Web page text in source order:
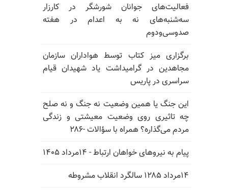
فعالیت‌های جوانان شورشگر در کارزار
سه‌شنبه‌های نه به اعدام در هفته
صدوسی‌و‌دوم
برگزاری میز کتاب توسط هواداران سازمان
مجاهدین در گرامیداشت یاد شهیدان قیام
سراسری در پاریس
این جنگ یا همین وضعیت نه جنگ و نه صلح
چه تاثیری روی وضعیت معیشتی و زندگی
مردم می‌گذاره؟ همراه با سؤالات -۲۸۶
پیام به نیروهای خواهان ارتباط - ۱۴مرداد ۱۴۰۵
۱۴مرداد ۱۲۸۵ سالگرد انقلاب مشروطه